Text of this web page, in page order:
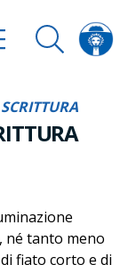
né tanto meno
fiato corto e di